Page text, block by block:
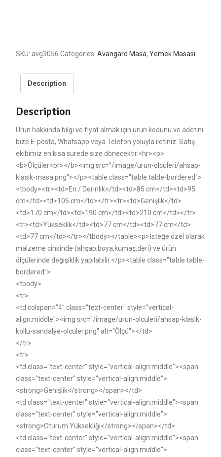
SKU: avg3056 Categories: Avangard Masa, Yemek Masası
Description
Description
Ürün hakkında bilgi ve fiyat almak için ürün kodunu ve adetini
bize E-posta, Whatsapp veya Telefon yoluyla iletiniz. Satış
ekibimiz en kısa sürede size dönecektir.<hr><p>
<b>Ölçüler<br></b><img src="/image/urun-olculeri/ahsap-
klasik-masa.png"></p><table class="table table-bordered">
<tbody><tr><td>En / Derinlik</td><td>85 cm</td><td>95
cm</td><td>105 cm</td></tr><tr><td>Genişlik</td>
<td>170 cm</td><td>190 cm</td><td>210 cm</td></tr>
<tr><td>Yükseklik</td><td>77 cm</td><td>77 cm</td>
<td>77 cm</td></tr></tbody></table><p>İsteğe özel olarak
malzeme cinsinde (ahşap,boya,kumaş,deri) ve ürün
ölçülerinde değişiklik yapılabilir.</p><table class="table table-
bordered">
<tbody>
<tr>
<td colspan="4" class="text-center" style="vertical-
align:middle"><img src="/image/urun-olculeri/ahsap-klasik-
kollu-sandalye-olculer.png" alt="Ölçü"></td>
</tr>
<tr>
<td class="text-center" style="vertical-align:middle"><span
class="text-center" style="vertical-align:middle">
<strong>Genişlik</strong></span></td>
<td class="text-center" style="vertical-align:middle"><span
class="text-center" style="vertical-align:middle">
<strong>Oturum Yüksekliği</strong></span></td>
<td class="text-center" style="vertical-align:middle"><span
class="text-center" style="vertical-align:middle">